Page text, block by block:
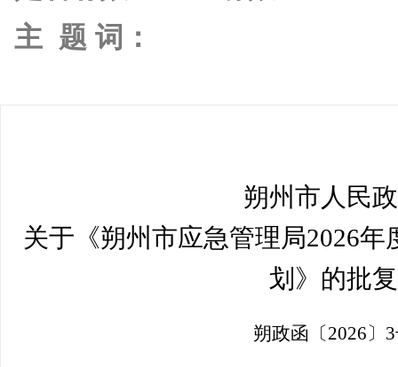
主 题 词：
朔州市人民
关于《朔州市应急管理局2026年
划》的批复
朔政函〔2026〕 3